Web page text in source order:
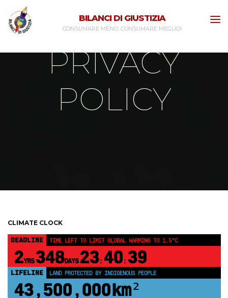
BILANCI DI GIUSTIZIA
CONSUMARE MENO, CONSUMARE MEGLIO!
PRIVACY
POLICY
CLIMATE CLOCK
DEADLINE TIME LEFT TO LIMIT GLOBAL WARMING TO 1.5°C
2YRS 348DAYS 23: 40: 38
LIFELINE LAND PROTECTED BY INDIGENOUS PEOPLE
43,500,000km²